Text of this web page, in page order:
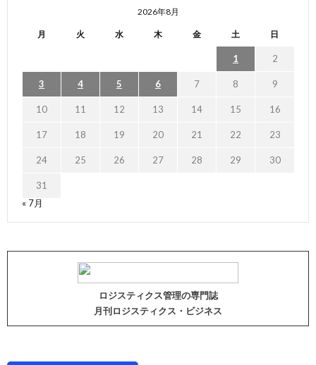
2026年8月
月 火 水 木 金 土 日
1 2
3 4 5 6 7 8 9
10 11 12 13 14 15 16
17 18 19 20 21 22 23
24 25 26 27 28 29 30
31
« 7月
ロジスティクス管理の専門誌
月刊ロジスティクス・ビジネス